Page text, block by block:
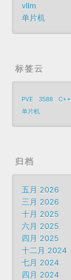
vllm
单片机
标签云
PVE 3588 C++
单片机
归档
五月 2026
三月 2026
十月 2025
六月 2025
四月 2025
十二月 2024
七月 2024
四月 2024